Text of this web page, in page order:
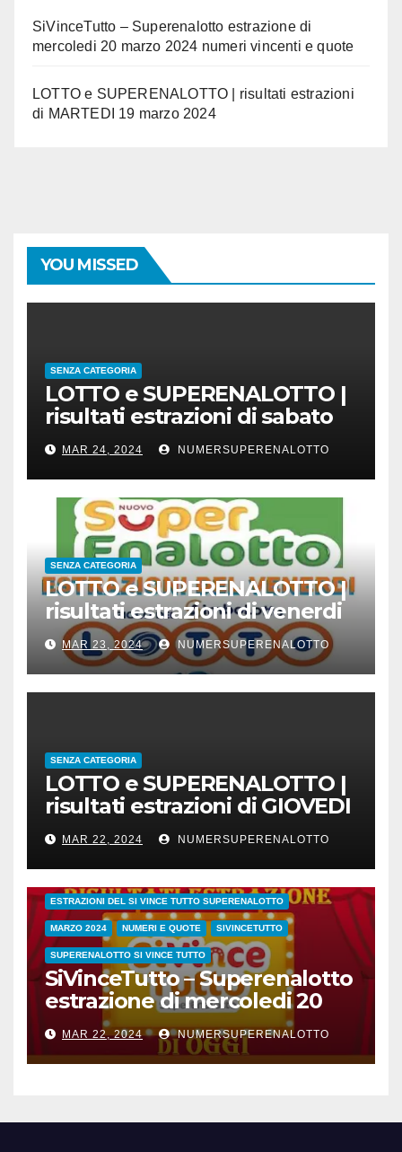
SiVinceTutto – Superenalotto estrazione di
mercoledi 20 marzo 2024 numeri vincenti e quote
LOTTO e SUPERENALOTTO | risultati estrazioni
di MARTEDI 19 marzo 2024
YOU MISSED
SENZA CATEGORIA
LOTTO e SUPERENALOTTO |
risultati estrazioni di sabato
23 marzo 2024
MAR 24, 2024 NUMERSUPERENALOTTO
SENZA CATEGORIA
LOTTO e SUPERENALOTTO |
risultati estrazioni di venerdi
22 marzo 2024
MAR 23, 2024 NUMERSUPERENALOTTO
SENZA CATEGORIA
LOTTO e SUPERENALOTTO |
risultati estrazioni di GIOVEDI
21 marzo 2024
MAR 22, 2024 NUMERSUPERENALOTTO
CONC.212 MERCOLEDI 20 MARZO 2024
ESTRAZIONI DEL SI VINCE TUTTO SUPERENALOTTO
MARZO 2024 NUMERI E QUOTE SIVINCETUTTO
SUPERENALOTTO SI VINCE TUTTO
SiVinceTutto – Superenalotto
estrazione di mercoledi 20
marzo 2024 numeri vincenti
e quote
MAR 22, 2024 NUMERSUPERENALOTTO